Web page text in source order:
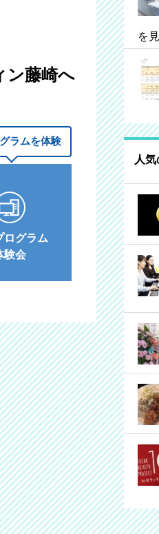
ン藤崎へ
ラムを体験
ログラム
験会
を
人